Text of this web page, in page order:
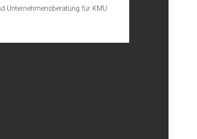
Unternehmensberatung für KMU